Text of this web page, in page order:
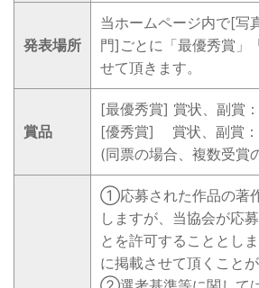
発表場所
当ホームページ内で[写
門]ごとに「最優秀賞」
せて頂きます。
賞品
[最優秀賞] 賞状、副賞
[優秀賞] 賞状、副賞：
(同票の場合、複数受賞
①応募された作品の著
しますが、当協会が応
とを許可することとし
に掲載させて頂くことが